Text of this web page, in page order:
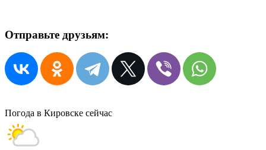
Отправьте друзьям:
Погода в Кировске сейчас